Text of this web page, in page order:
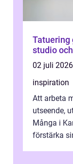
Tatuering
studio
02 juli 2026
inspiration
Att arbeta
utseende,
Många i
förstärka